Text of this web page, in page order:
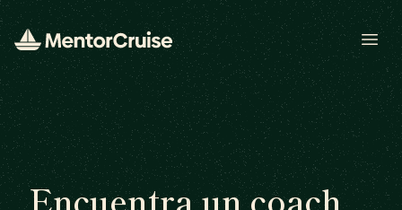
Encuentra un coach